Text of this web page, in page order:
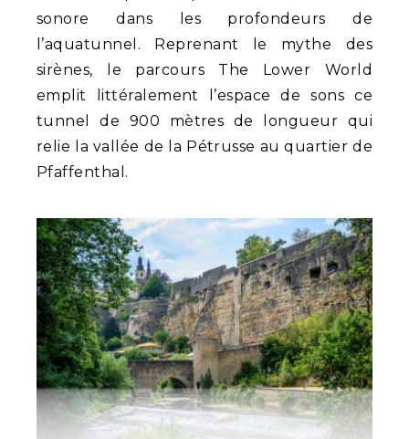
sonore dans les profondeurs de
l’aquatunnel. Reprenant le mythe des
sirènes, le parcours The Lower World
emplit littéralement l’espace de sons ce
tunnel de 900 mètres de longueur qui
relie la vallée de la Pétrusse au quartier de
Pfaffenthal.